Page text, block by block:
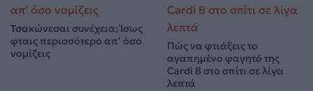
Τσακώνεσαι συνέχεια; Ίσως
φταις περισσότερο απ’ όσο
νομίζεις
Πώς να φτιάξεις το
αγαπημένο φαγητό της
Cardi B στο σπίτι σε λίγα
λεπτά